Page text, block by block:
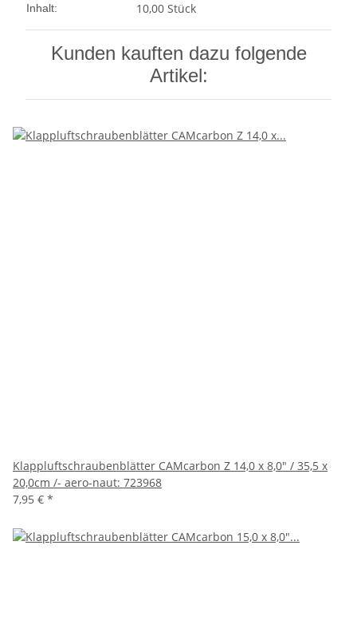
Inhalt: 10,00 Stück
Kunden kauften dazu folgende
Artikel:
Klappluftschraubenblätter CAMcarbon Z 14,0 x 8,0" / 35,5 x
20,0cm /- aero-naut: 723968
7,95 € *